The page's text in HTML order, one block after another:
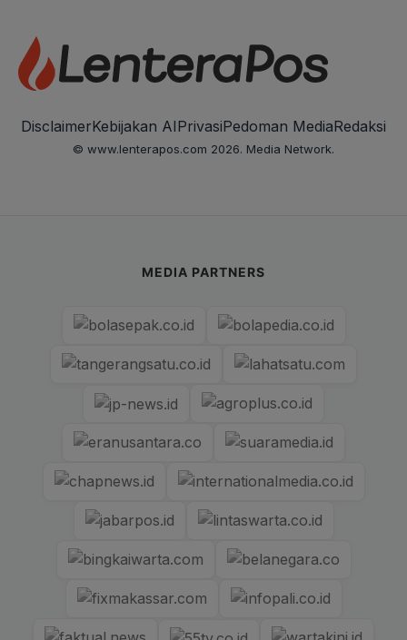
DisclaimerKebijakan AIPrivasiPedoman MediaRedaksi
© www.lenterapos.com 2026. Media Network.
MEDIA PARTNERS